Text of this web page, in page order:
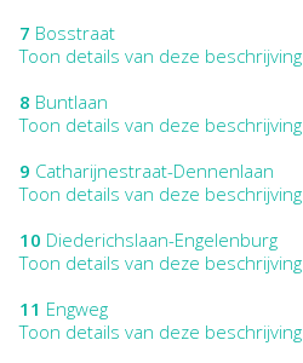
7 Bosstraat
Toon details van deze beschrijving
8 Buntlaan
Toon details van deze beschrijving
9 Catharijnestraat-Dennenlaan
Toon details van deze beschrijving
10 Diederichslaan-Engelenburg
Toon details van deze beschrijving
11 Engweg
Toon details van deze beschrijving